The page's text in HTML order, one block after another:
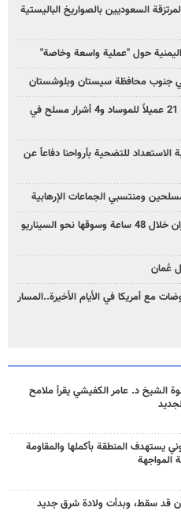
السعوديين بالصواريخ الباليستية
حول "عملية واسعة وخاصة"
جنوب محافظة سيستان وبلوشستان
وزارة الأمن الإيرانية: اعتقال 21 عميلاً للموساد و4 أشرار مسلح في
للتضحية بأرواحنا دفاعاً عن
بزشكيان: خططوا لإسقاط إيران خلال 48 ساعة وسوقها نحو السيناريو
عُمان
مع أمريكا في الأيام الأخيرة..المسار
الشيخ د. عامر الكفيشي يقرأ ملامح
يستهدف المنطقة بأكملها والمقاومة
المواجهة
قد سقط، وبدأت ولادة شرق جديد